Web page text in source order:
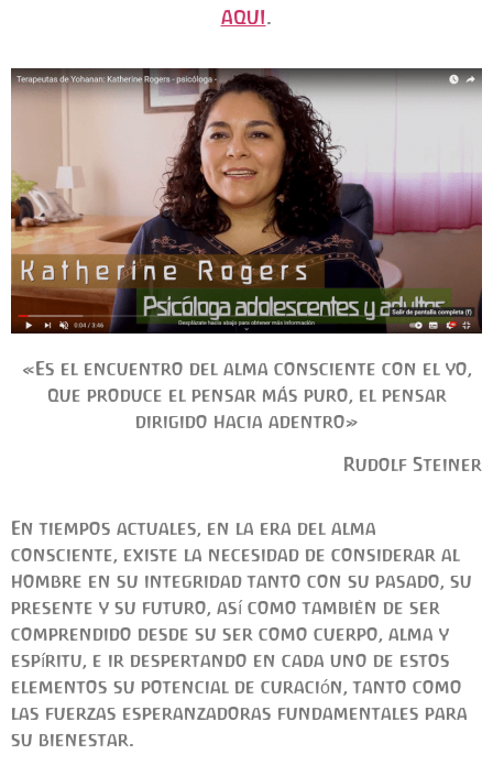
AQUI.
«Es el encuentro del alma consciente con el yo,
que produce el pensar más puro, el pensar
dirigido hacia adentro»
Rudolf Steiner
En tiempos actuales, en la era del alma
consciente, existe la necesidad de considerar al
hombre en su integridad tanto con su pasado, su
presente y su futuro, así como también de ser
comprendido desde su ser como cuerpo, alma y
espíritu, e ir despertando en cada uno de estos
elementos su potencial de curación, tanto como
las fuerzas esperanzadoras fundamentales para
su bienestar.